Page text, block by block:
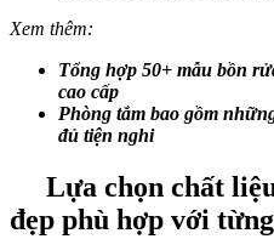
Xem thêm:
Tổng hợp 50+ mẫu bồn
cao cấp
Phòng tắm bao gồm
đủ tiện nghi
Lựa chọn chất
đẹp phù hợp với